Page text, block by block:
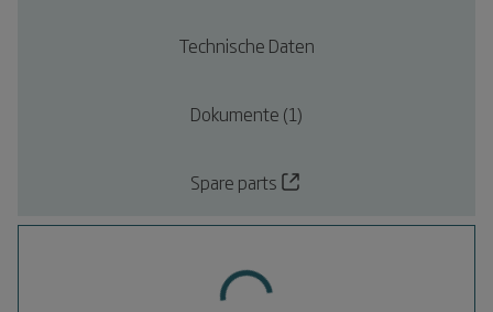
Technische Daten
Dokumente (1)
Spare parts